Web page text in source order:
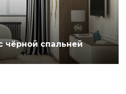
чёрной спальней